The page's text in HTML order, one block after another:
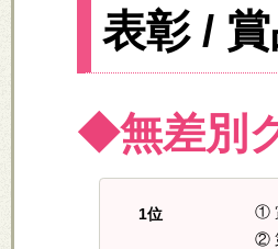
表彰 /
◆無差別
1位
①
②